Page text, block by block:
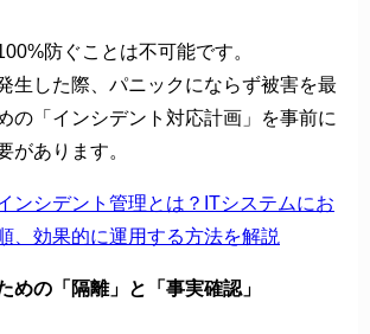
防ぐことは不可能です。
生した際、パニックにならず被害を最
の「インシデント対応計画」を事前に
があります。
ンシデント管理とは？ITシステムにお
、効果的に運用する方法を解説
めの「隔離」と「事実確認」